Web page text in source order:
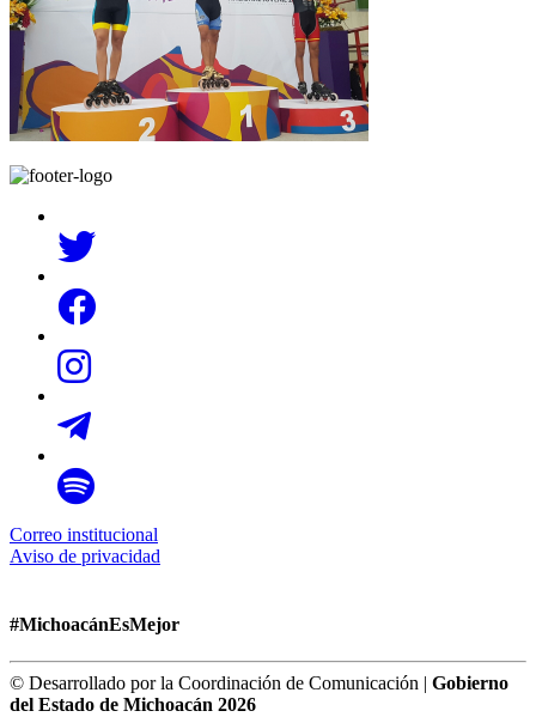
Correo institucional
Aviso de privacidad
#MichoacánEsMejor
© Desarrollado por la Coordinación de Comunicación | Gobierno
del Estado de Michoacán 2026